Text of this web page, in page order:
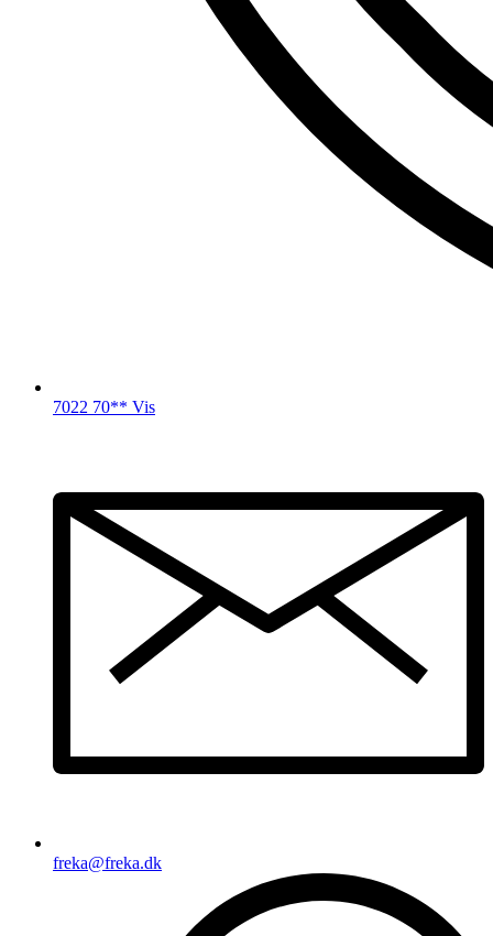
7022 70** Vis
freka@freka.dk